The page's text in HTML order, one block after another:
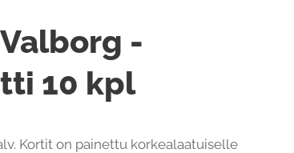
-
10 kpl
Kortit on painettu korkealaatuiselle